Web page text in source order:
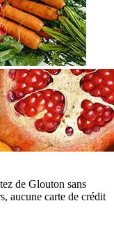
de Glouton sans
aucune carte de crédit